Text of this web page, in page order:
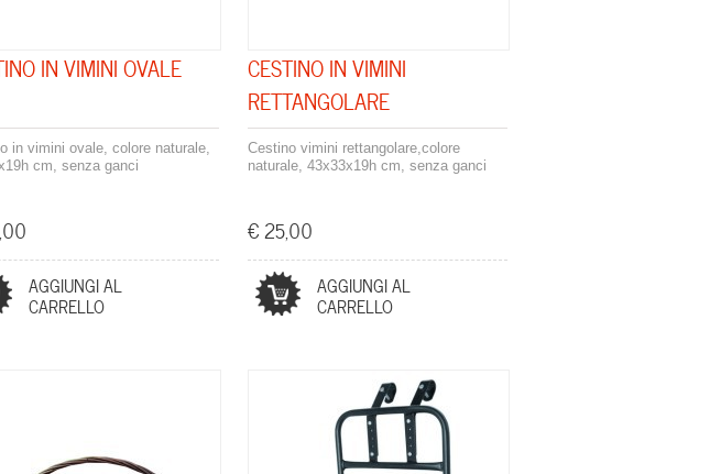
IN VIMINI OVALE
in vimini ovale, colore naturale,
cm, senza ganci
AGGIUNGI AL
CARRELLO
CESTINO IN VIMINI
RETTANGOLARE
Cestino vimini rettangolare,colore
naturale, 43x33x19h cm, senza ganci
€ 25,00
AGGIUNGI AL
CARRELLO